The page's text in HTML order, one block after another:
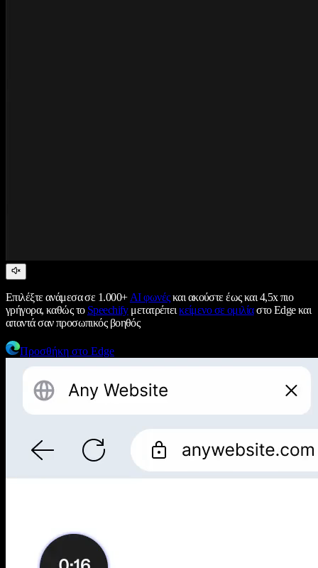
Επιλέξτε ανάμεσα σε 1.000+ AI φωνέςκαι ακούστε έως και 4,5x πιο
γρήγορα, καθώς το Speechifyμετατρέπεικείμενο σε ομιλίαστο Edge και
απαντά σαν προσωπικός βοηθός
Προσθήκη στο Edge